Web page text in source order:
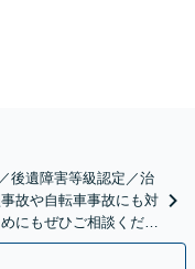
後遺障害等級認定／治
故や自転車事故にも対
にもぜひご相談くださ